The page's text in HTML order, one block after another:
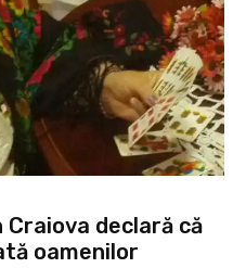
declară că
oamenilor